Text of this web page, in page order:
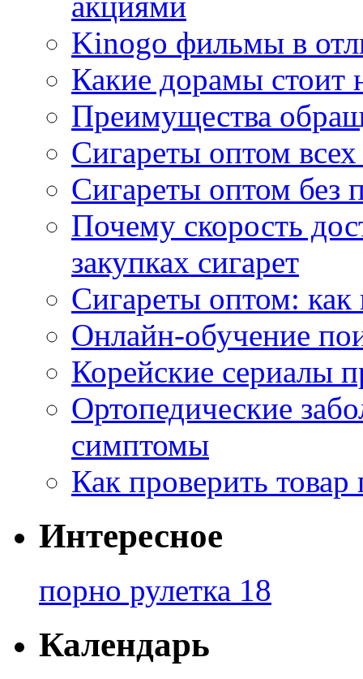
Kinogo фильмы в
Какие дорамы стоит
Преимущества
Сигареты оптом
Сигареты оптом без
Почему скорость
закупках сигарет
Сигареты оптом:
Онлайн-обучение
Корейские сериалы
Ортопедические
симптомы
Как проверить товар
Интересное
порно рулетка 18
Календарь